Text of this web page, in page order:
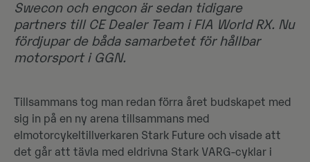
Swecon och engcon är sedan tidigare
partners till CE Dealer Team i FIA World RX. Nu
fördjupar de båda samarbetet för hållbar
motorsport i GGN.
Tillsammans tog man redan förra året budskapet med
sig in på en ny arena tillsammans med
elmotorcykeltillverkaren Stark Future och visade att
det går att tävla med eldrivna Stark VARG-cyklar i